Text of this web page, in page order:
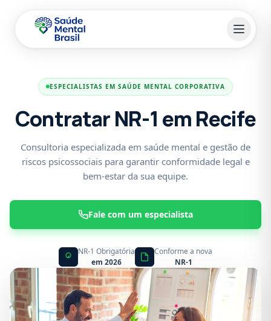
ESPECIALISTAS EM SAÚDE MENTAL CORPORATIVA
Contratar NR-1 em Recife
Consultoria especializada em saúde mental e gestão de
riscos psicossociais para garantir conformidade legal e
bem-estar da sua equipe.
Fale com um especialista
NR-1 Obrigatória
em 2026
Conforme a nova
NR-1